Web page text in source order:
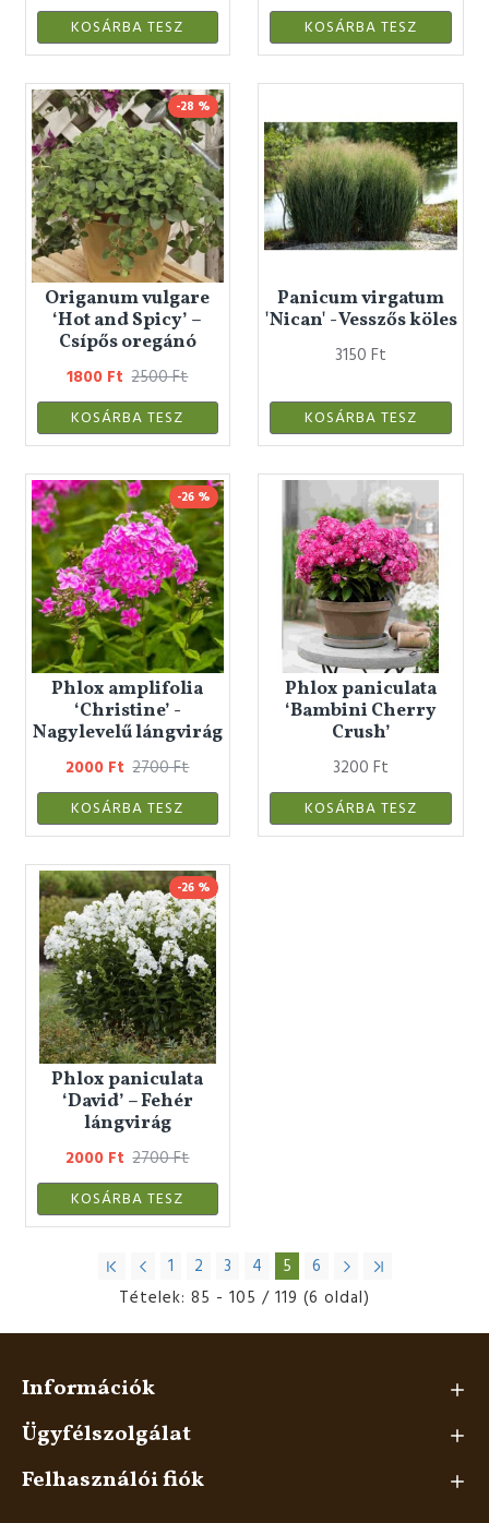
KOSÁRBA TESZ KOSÁRBA TESZ
-28 %
Origanum vulgare
‘Hot and Spicy’ –
Csípős oregánó
1800 Ft 2500 Ft
KOSÁRBA TESZ
Panicum virgatum
'Nican' - Vesszős köles
3150 Ft
KOSÁRBA TESZ
-26 %
Phlox amplifolia
‘Christine’ -
Nagylevelű lángvirág
2000 Ft 2700 Ft
KOSÁRBA TESZ
Phlox paniculata
‘Bambini Cherry
Crush’
3200 Ft
KOSÁRBA TESZ
-26 %
Phlox paniculata
‘David’ – Fehér
lángvirág
2000 Ft 2700 Ft
KOSÁRBA TESZ
1 2 3 4 5
6
Tételek: 85 - 105 / 119 (6 oldal)
Információk
Ügyfélszolgálat
Felhasználói fiók